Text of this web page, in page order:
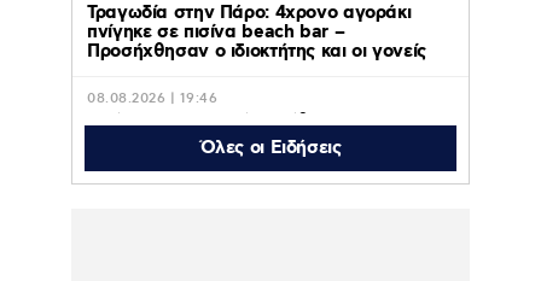
Τραγωδία στην Πάρο: 4χρονο αγοράκι
πνίγηκε σε πισίνα beach bar –
Προσήχθησαν ο ιδιοκτήτης και οι γονείς
08.08.2026 | 19:46
Θρήνος για τον Μέσι: Πέθανε στα 68 του
χρόνια ο πατέρας του, Χόρχε – Ήταν ο
μέντορας του και ο ατζέντης του
Όλες οι Ειδήσεις